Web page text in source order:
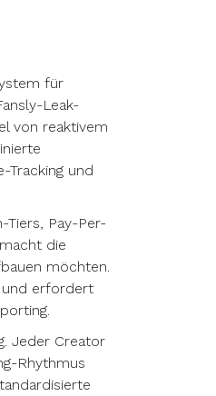
für
Leak-
von reaktivem
Tracking und
Tiers, Pay-Per-
die
möchten.
und erfordert
Jeder Creator
Rhythmus